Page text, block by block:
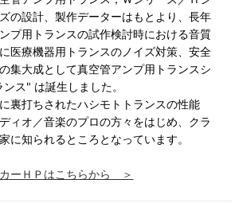
の設計、製作データーはもとより、長年
プ用トランスの試作検討時における音質
医療機器用トランスのノイズ対策、安全
集大成として真空管アンプ用トランスシ
ス" は誕生しました。
裏打ちされたハシモトトランスの性能
ィオ／音楽のプロの方々をはじめ、クラ
に知られるところとなっています。
ーＨＰはこちらから ＞